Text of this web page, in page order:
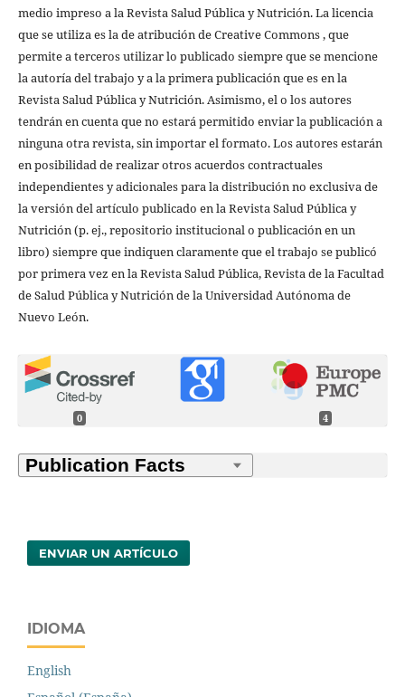
medio impreso a la Revista Salud Pública y Nutrición. La licencia
que se utiliza es la de atribución de Creative Commons , que
permite a terceros utilizar lo publicado siempre que se mencione
la autoría del trabajo y a la primera publicación que es en la
Revista Salud Pública y Nutrición. Asimismo, el o los autores
tendrán en cuenta que no estará permitido enviar la publicación a
ninguna otra revista, sin importar el formato. Los autores estarán
en posibilidad de realizar otros acuerdos contractuales
independientes y adicionales para la distribución no exclusiva de
la versión del artículo publicado en la Revista Salud Pública y
Nutrición (p. ej., repositorio institucional o publicación en un
libro) siempre que indiquen claramente que el trabajo se publicó
por primera vez en la Revista Salud Pública, Revista de la Facultad
de Salud Pública y Nutrición de la Universidad Autónoma de
Nuevo León.
0 4
ENVIAR UN ARTÍCULO
IDIOMA
English